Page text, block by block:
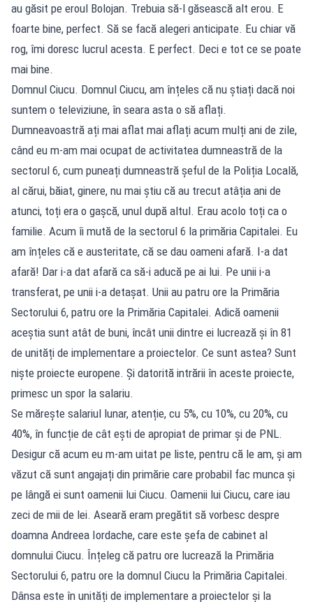
au găsit pe eroul Bolojan. Trebuia să-l găsească alt erou. E
foarte bine, perfect. Să se facă alegeri anticipate. Eu chiar vă
rog, îmi doresc lucrul acesta. E perfect. Deci e tot ce se poate
mai bine.
Domnul Ciucu. Domnul Ciucu, am înțeles că nu știați dacă noi
suntem o televiziune, în seara asta o să aflați.
Dumneavoastră ați mai aflat mai aflați acum mulți ani de zile,
când eu m-am mai ocupat de activitatea dumneastră de la
sectorul 6, cum puneați dumneastră șeful de la Poliția Locală,
al cărui, băiat, ginere, nu mai știu că au trecut atâția ani de
atunci, toți era o gașcă, unul după altul. Erau acolo toți ca o
familie. Acum îi mută de la sectorul 6 la primăria Capitalei. Eu
am înțeles că e austeritate, că se dau oameni afară. I-a dat
afară! Dar i-a dat afară ca să-i aducă pe ai lui. Pe unii i-a
transferat, pe unii i-a detașat. Unii au patru ore la Primăria
Sectorului 6, patru ore la Primăria Capitalei. Adică oamenii
aceștia sunt atât de buni, încât unii dintre ei lucrează și în 81
de unități de implementare a proiectelor. Ce sunt astea? Sunt
niște proiecte europene. Și datorită intrării în aceste proiecte,
primesc un spor la salariu.
Se mărește salariul lunar, atenție, cu 5%, cu 10%, cu 20%, cu
40%, în funcție de cât ești de apropiat de primar și de PNL.
Desigur că acum eu m-am uitat pe liste, pentru că le am, și am
văzut că sunt angajați din primărie care probabil fac munca și
pe lângă ei sunt oamenii lui Ciucu. Oamenii lui Ciucu, care iau
zeci de mii de lei. Aseară eram pregătit să vorbesc despre
doamna Andreea Iordache, care este șefa de cabinet al
domnului Ciucu. Înțeleg că patru ore lucrează la Primăria
Sectorului 6, patru ore la domnul Ciucu la Primăria Capitalei.
Dânsa este în unități de implementare a proiectelor și la